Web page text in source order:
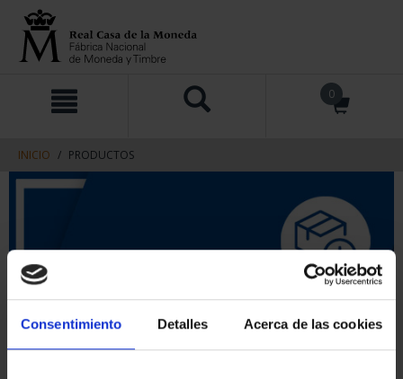
Consentimiento Detalles Acerca de las cookies
contenido
navegacin
0
INICIO PRODUCTOS